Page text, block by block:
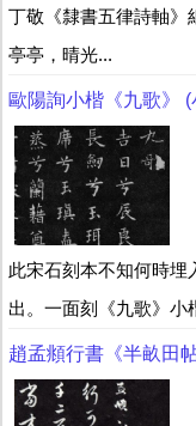
丁敬《隸書五律詩軸》
亭亭，晴光...
歐陽詢小楷《九歌》 (
此宋石刻本不知何時埋
出。一面刻《九歌》小
趙孟頫行書《半畝田